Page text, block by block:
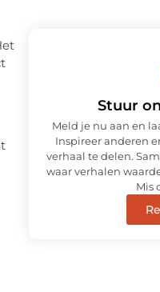
Stuur
Meld je nu aan en
Inspireer anderen
verhaal te delen.
waar verhalen
Mis